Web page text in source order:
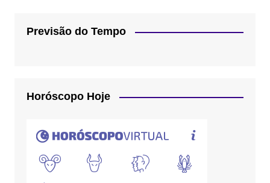
Previsão do Tempo
Horóscopo Hoje